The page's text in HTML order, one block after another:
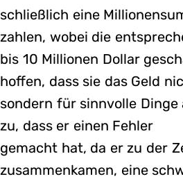
schließlich eine
zahlen, wobei die
bis 10 Millionen Dollar
hoffen, dass sie das Geld
sondern für sinnvolle
zu, dass er einen Fehler
gemacht hat, da er zu der
zusammenkamen, eine